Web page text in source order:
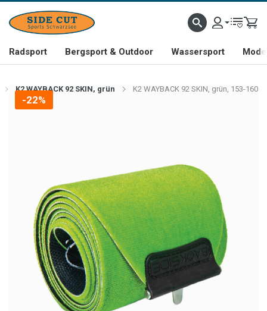
Radsport Bergsport & Outdoor Wassersport
K2 WAYBACK 92 SKIN, grün K2 WAYBACK 92 SKIN, grün, 153-160
-22%